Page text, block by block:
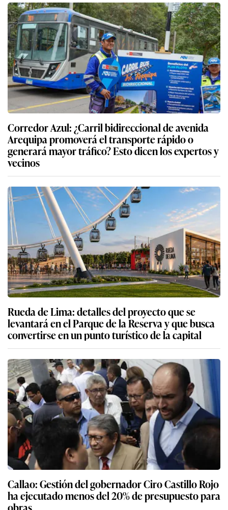
Corredor Azul: ¿Carril bidireccional de avenida
Arequipa promoverá el transporte rápido o
generará mayor tráfico? Esto dicen los expertos y
vecinos
Rueda de Lima: detalles del proyecto que se
levantará en el Parque de la Reserva y que busca
convertirse en un punto turístico de la capital
Callao: Gestión del gobernador Ciro Castillo Rojo
ha ejecutado menos del 20% de presupuesto para
obras